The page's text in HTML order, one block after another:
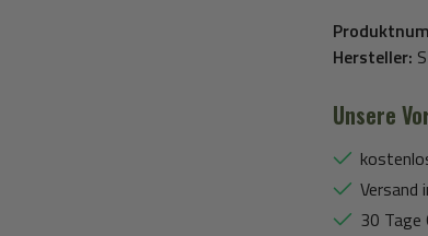
Hersteller:
Unsere
Versand
30 Tage